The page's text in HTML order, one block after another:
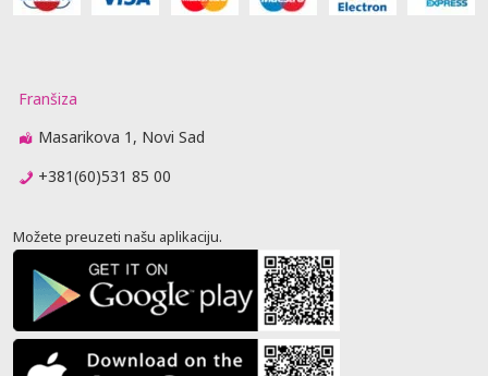
Franšiza
Masarikova 1, Novi Sad
+381(60)531 85 00
Možete preuzeti našu aplikaciju.